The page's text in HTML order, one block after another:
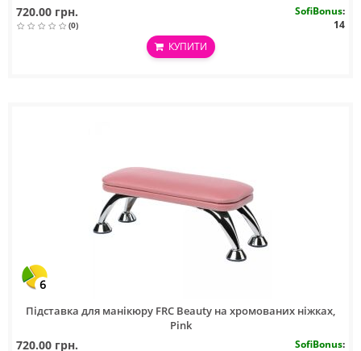
720.00 грн.
(0)
SofiBonus:
14
КУПИТИ
6
Підставка для манікюру FRC Beauty на хромованих ніжках,
Pink
720.00 грн. SofiBonus: